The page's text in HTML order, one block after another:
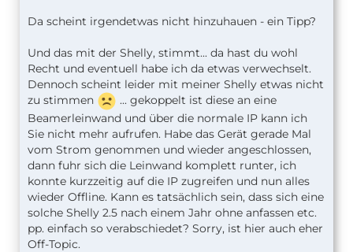
Da scheint irgendetwas nicht hinzuhauen - ein Tipp?
Und das mit der Shelly, stimmt... da hast du wohl
Recht und eventuell habe ich da etwas verwechselt.
Dennoch scheint leider mit meiner Shelly etwas nicht
zu stimmen
... gekoppelt ist diese an eine
Beamerleinwand und über die normale IP kann ich
Sie nicht mehr aufrufen. Habe das Gerät gerade Mal
vom Strom genommen und wieder angeschlossen,
dann fuhr sich die Leinwand komplett runter, ich
konnte kurzzeitig auf die IP zugreifen und nun alles
wieder Offline. Kann es tatsächlich sein, dass sich eine
solche Shelly 2.5 nach einem Jahr ohne anfassen etc.
pp. einfach so verabschiedet? Sorry, ist hier auch eher
Off-Topic.